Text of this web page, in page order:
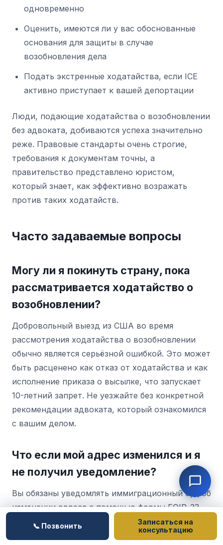
одновременно
Оценить, имеются ли у вас обоснованные
основания для защиты в случае
возобновления дела
Подать экстренные ходатайства, если ICE
активно приступает к вашей депортации
Люди, подающие ходатайства о возобновлении
без адвоката, добиваются успеха значительно
реже. Правовые стандарты очень строгие,
требования к документам точны, а
правительство представлено юристом,
который знает, как эффективно возражать
против таких ходатайств.
Часто задаваемые вопросы
Могу ли я покинуть страну, пока
рассматривается ходатайство о
возобновлении?
Добровольный выезд из США во время
рассмотрения ходатайства о возобновлении
обычно является серьёзной ошибкой. Это может
быть расценено как отказ от ходатайства и как
исполнение приказа о высылке, что запускает
10-летний запрет. Не уезжайте без конкретной
рекомендации адвоката, который ознакомился
с вашим делом.
Что если мой адрес изменился и я
не получил уведомление?
Вы обязаны уведомлять иммиграционный суд об
изменении адреса с помощью формы EOIR-33.
Если вы не обновили адрес, а суд направил
уведомление по старому адресу, суды, как
📞 Позвонить
Записаться на
консультацию